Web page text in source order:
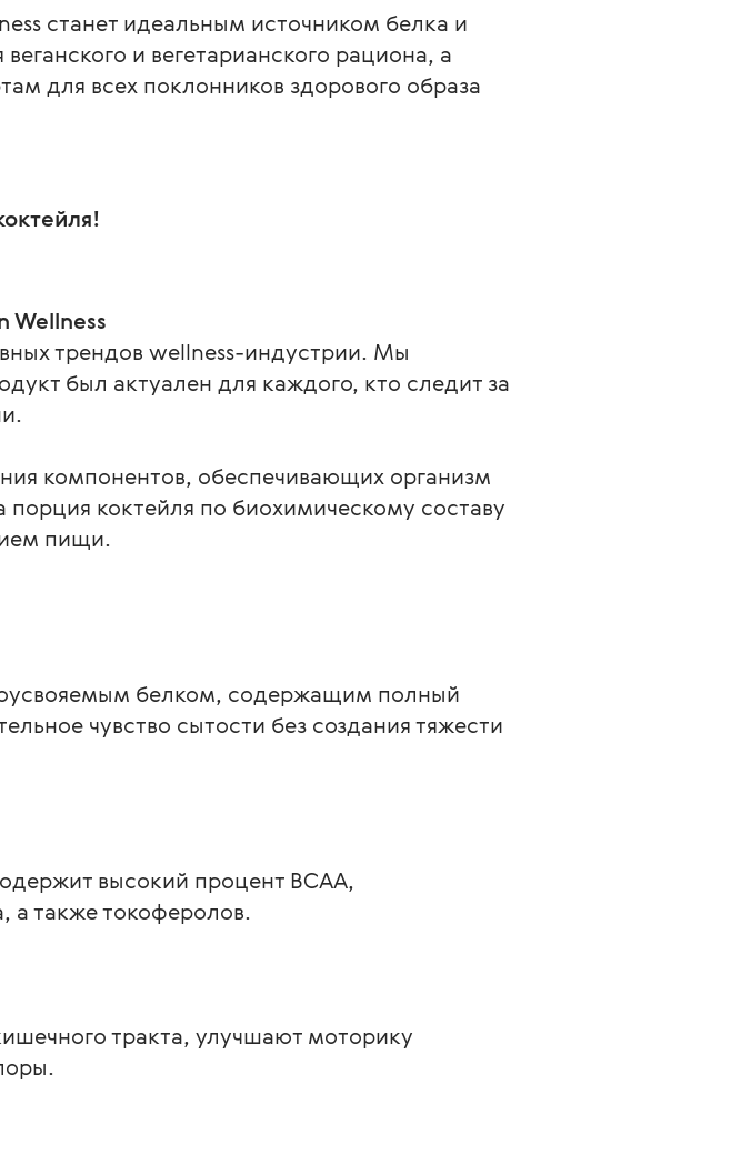
станет идеальным источником белка и
и вегетарианского рациона, а
для всех поклонников здорового образа
Wellness
трендов wellness-индустрии. Мы
был актуален для каждого, кто следит за
компонентов, обеспечивающих организм
коктейля по биохимическому составу
пищи.
белком, содержащим полный
чувство сытости без создания тяжести
высокий процент ВСАА,
а также токоферолов.
тракта, улучшают моторику